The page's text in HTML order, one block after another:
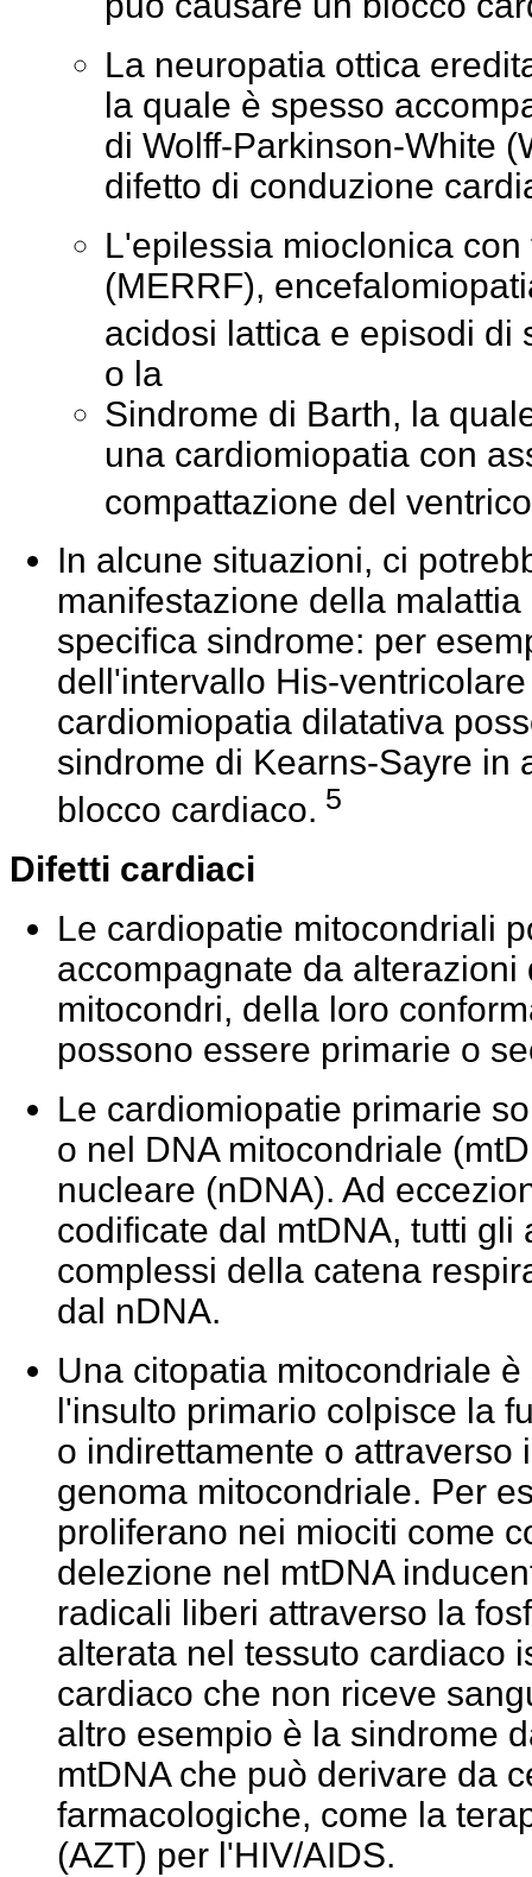
La neuropatia ottica
la quale è spesso
di Wolff-Parkinson-White
difetto di conduzione
L'epilessia mioclonica
(MERRF),
acidosi lattica e episodi di
o la
Sindrome di Barth, la
una cardiomiopatia con
compattazione del
In alcune situazioni, ci
manifestazione della
specifica sindrome: per
dell'intervallo His-
cardiomiopatia dilatativa
sindrome di Kearns-Sayre in
blocco cardiaco. 5
Difetti cardiaci
Le cardiopatie mitocondriali
accompagnate da alterazioni
mitocondri, della loro
possono essere primarie o
Le cardiomiopatie primarie
o nel DNA mitocondriale
nucleare (nDNA). Ad
codificate dal mtDNA, tutti gli
complessi della catena
dal nDNA.
Una citopatia mitocondriale
l'insulto primario colpisce la
o indirettamente o attraverso
genoma mitocondriale. Per
proliferano nei miociti come
delezione nel mtDNA
radicali liberi attraverso la
alterata nel tessuto cardiaco
cardiaco che non riceve
altro esempio è la sindrome
mtDNA che può derivare da
farmacologiche, come la
(AZT) per l'HIV/AIDS.